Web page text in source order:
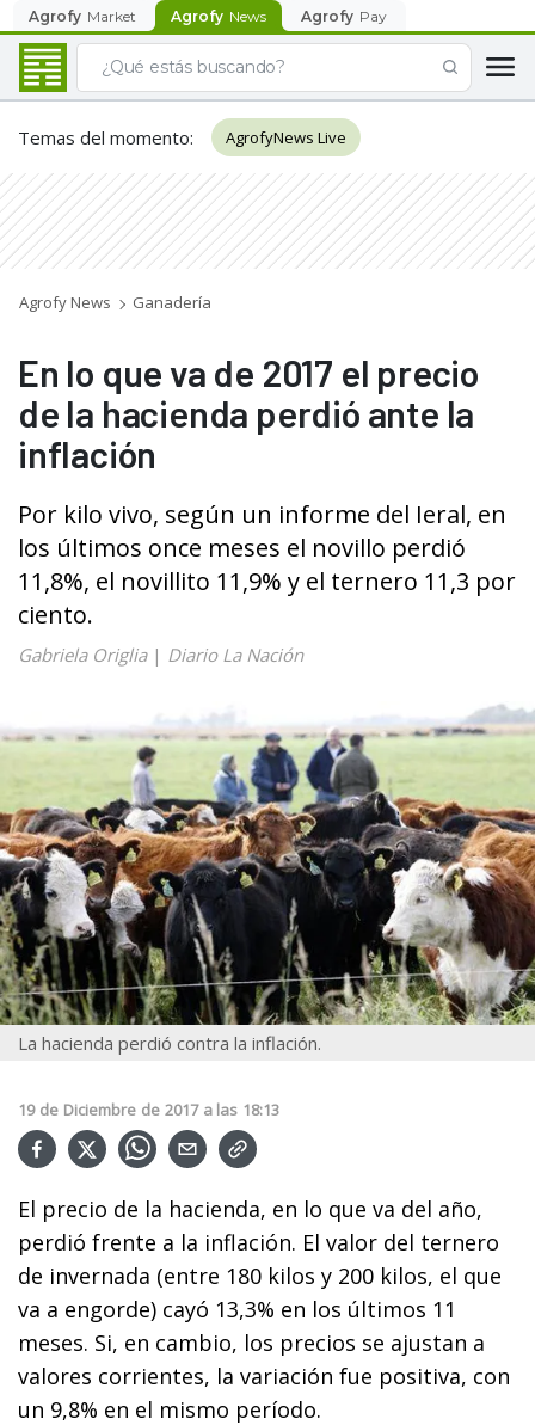
Agrofy Market Agrofy News Agrofy Pay
Temas del momento: AgrofyNews Live
Agrofy News Ganadería
En lo que va de 2017 el precio
de la hacienda perdió ante la
inflación
Por kilo vivo, según un informe del Ieral, en
los últimos once meses el novillo perdió
11,8%, el novillito 11,9% y el ternero 11,3 por
ciento.
Gabriela Origlia| Diario La Nación
La hacienda perdió contra la inflación.
19 de Diciembre de 2017 a las 18:13
El precio de la hacienda, en lo que va del año,
perdió frente a la inflación. El valor del ternero
de invernada (entre 180 kilos y 200 kilos, el que
va a engorde) cayó 13,3% en los últimos 11
meses. Si, en cambio, los precios se ajustan a
valores corrientes, la variación fue positiva, con
un 9,8% en el mismo período.